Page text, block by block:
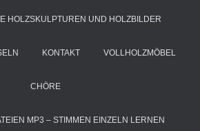
HOLZSKULPTUREN UND HOLZBILDER
KONTAKT VOLLHOLZMÖBEL
CHÖRE
MP3 – STIMMEN EINZELN LERNEN